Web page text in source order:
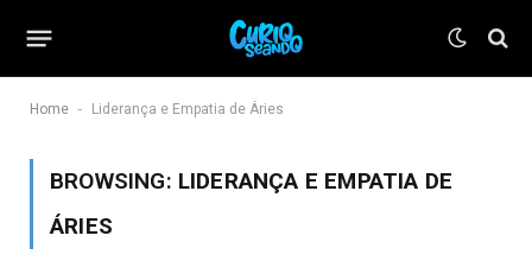
Home - Liderança e Empatia de Áries
BROWSING: LIDERANÇA E EMPATIA DE
ÁRIES